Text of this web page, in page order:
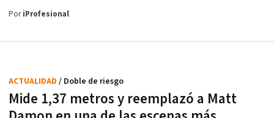
PoriProfesional
Mide 1,37 metros y reemplazó a Matt
ACTUALIDAD / Doble de riesgo